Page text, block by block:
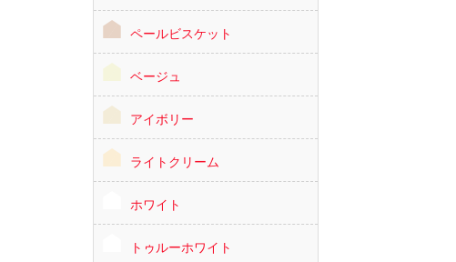
ペールビスケット
ベージュ
アイボリー
ライトクリーム
ホワイト
トゥルーホワイト